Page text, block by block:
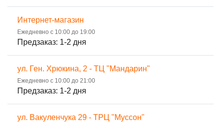
Интернет-магазин
Ежедневно с 10:00 до 19:00
Предзаказ: 1-2 дня
ул. Ген. Хрюкина, 2 - ТЦ "Мандарин"
Ежедневно с 10:00 до 21:00
Предзаказ: 1-2 дня
ул. Вакуленчука 29 - ТРЦ "Муссон"